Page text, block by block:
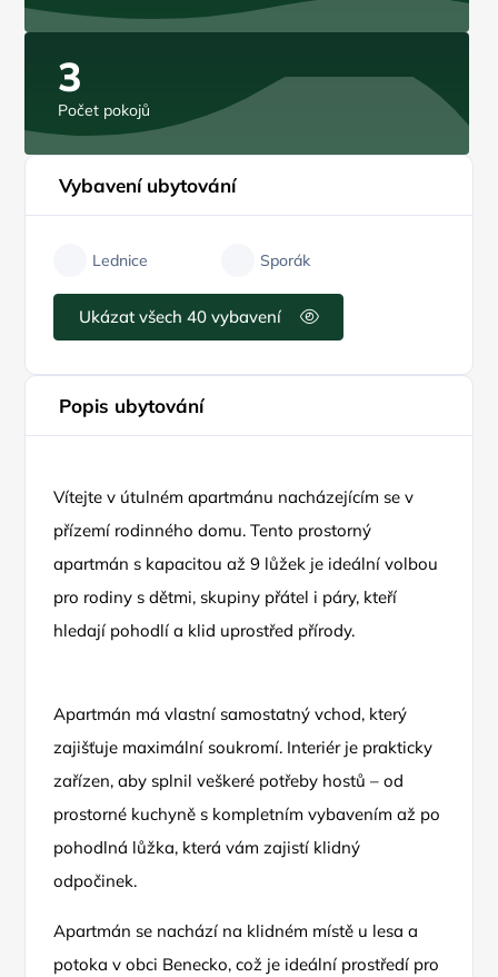
3
Počet pokojů
Vybavení ubytování
Lednice Sporák
Ukázat všech 40 vybavení
Popis ubytování
Vítejte v útulném apartmánu nacházejícím se v
přízemí rodinného domu. Tento prostorný
apartmán s kapacitou až 9 lůžek je ideální volbou
pro rodiny s dětmi, skupiny přátel i páry, kteří
hledají pohodlí a klid uprostřed přírody.
Apartmán má vlastní samostatný vchod, který
zajišťuje maximální soukromí. Interiér je prakticky
zařízen, aby splnil veškeré potřeby hostů – od
prostorné kuchyně s kompletním vybavením až po
pohodlná lůžka, která vám zajistí klidný
odpočinek.
Apartmán se nachází na klidném místě u lesa a
potoka v obci Benecko, což je ideální prostředí pro